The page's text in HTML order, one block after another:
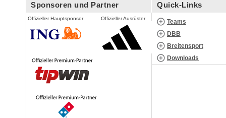
Sponsoren und Partner
Offizieller Hauptsponsor Offizieller Ausrüster
Quick-Links
Teams
DBB
Breitensport
Downloads